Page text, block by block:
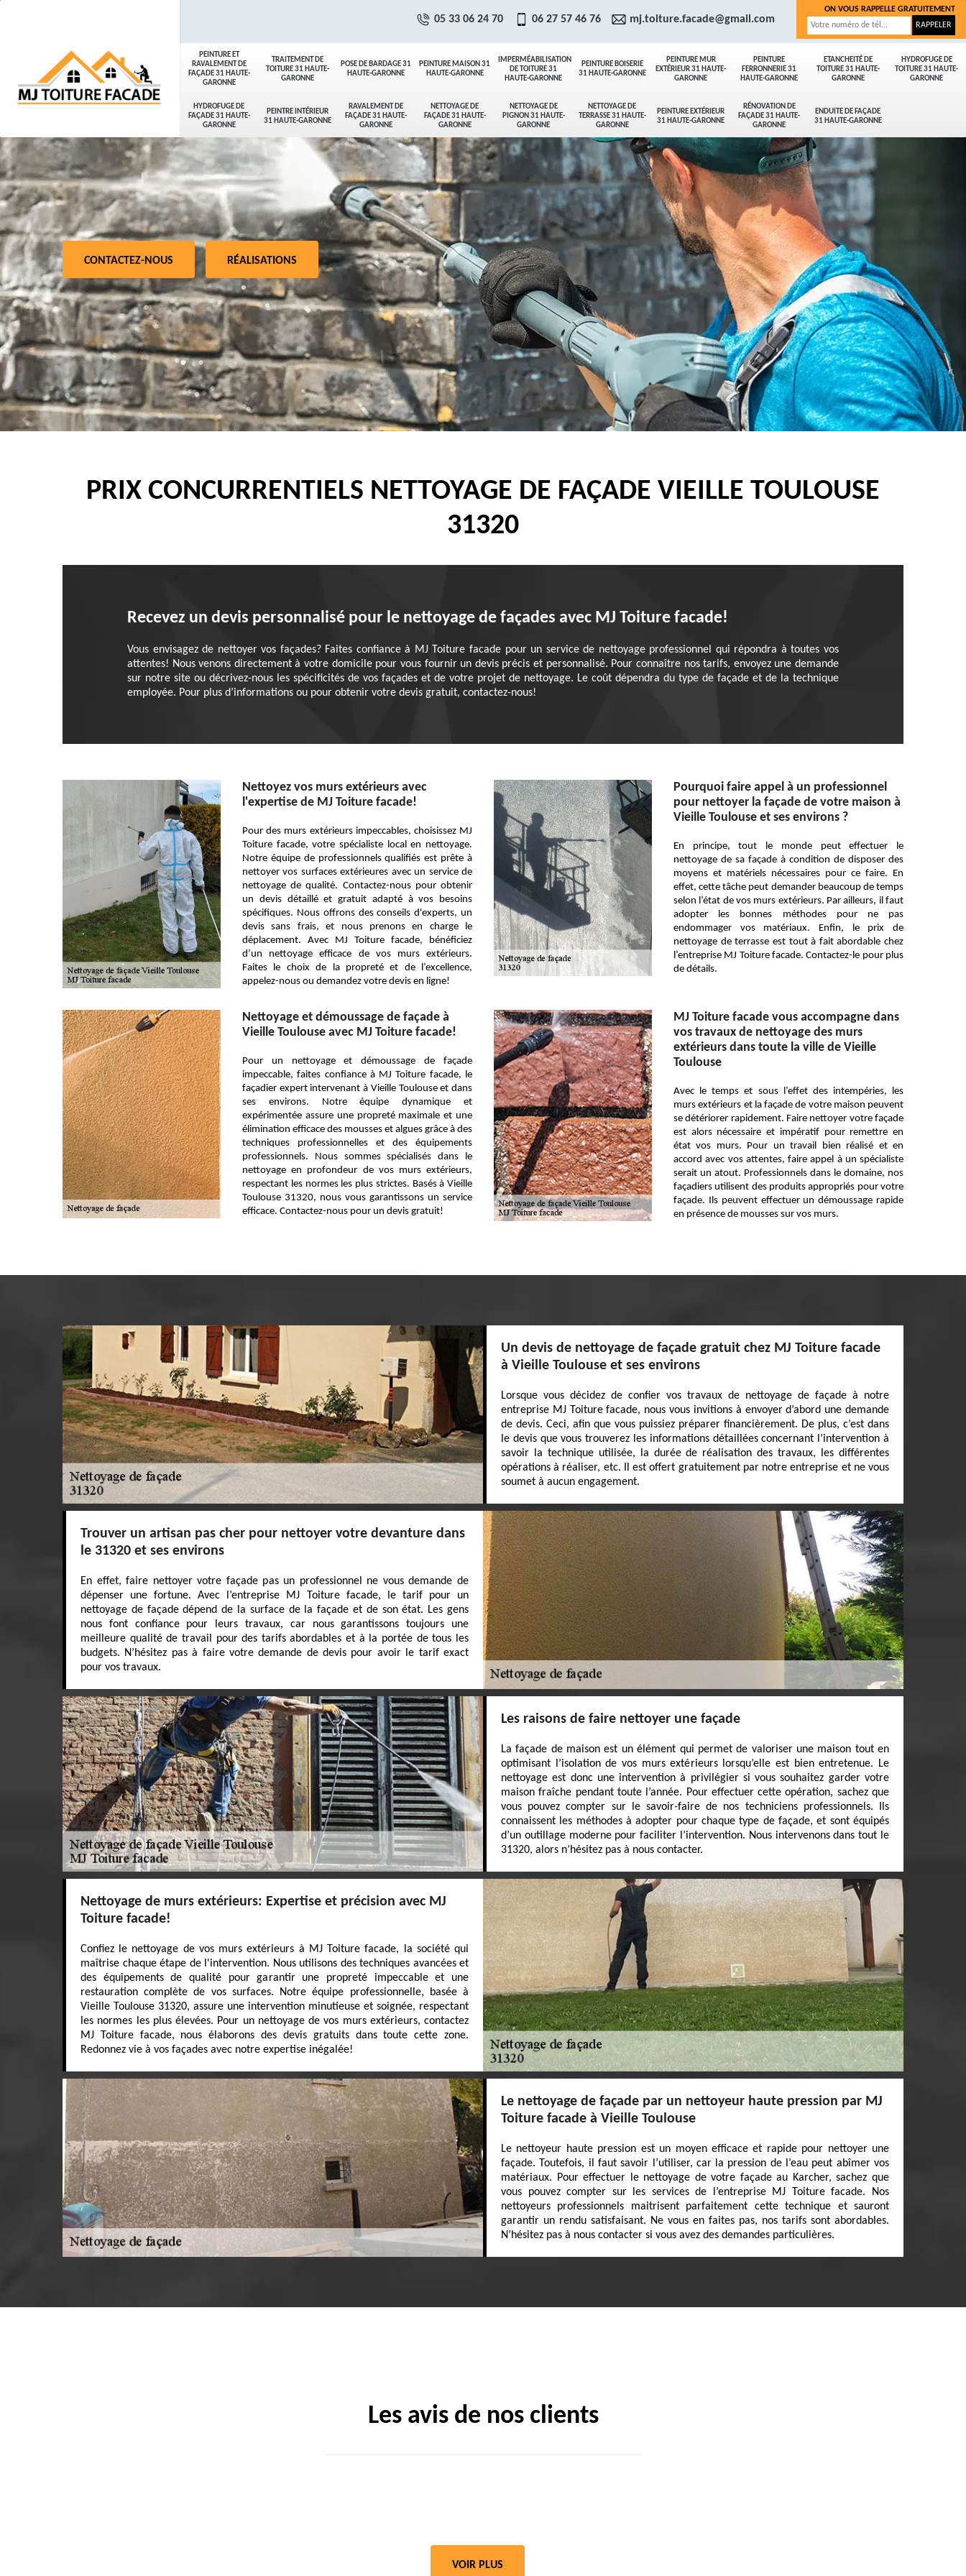
PEINTURE ET
RAVALEMENT DE
FAÇADE 31 HAUTE-
GARONNE
TRAITEMENT DE
TOITURE 31 HAUTE-
GARONNE
POSE DE BARDAGE 31
HAUTE-GARONNE
PEINTURE MAISON 31
HAUTE-GARONNE
IMPERMÉABILISATION
DE TOITURE 31
HAUTE-GARONNE
PEINTURE BOISERIE
31 HAUTE-GARONNE
PEINTURE MUR
EXTÉRIEUR 31 HAUTE-
GARONNE
PEINTURE
FERRONNERIE 31
HAUTE-GARONNE
ETANCHEITÉ DE
TOITURE 31 HAUTE-
GARONNE
HYDROFUGE DE
TOITURE 31 HAUTE-
GARONNE
HYDROFUGE DE
FAÇADE 31 HAUTE-
GARONNE
PEINTRE INTÉRIEUR
31 HAUTE-GARONNE
RAVALEMENT DE
FAÇADE 31 HAUTE-
GARONNE
NETTOYAGE DE
FAÇADE 31 HAUTE-
GARONNE
NETTOYAGE DE
PIGNON 31 HAUTE-
GARONNE
NETTOYAGE DE
TERRASSE 31 HAUTE-
GARONNE
PEINTURE EXTÉRIEUR
31 HAUTE-GARONNE
RÉNOVATION DE
FAÇADE 31 HAUTE-
GARONNE
ENDUITE DE FAÇADE
31 HAUTE-GARONNE
05 33 06 24 70 06 27 57 46 76 mj.toiture.facade@gmail.com
ON VOUS RAPPELLE GRATUITEMENT
CONTACTEZ-NOUS RÉALISATIONS
PRIX CONCURRENTIELS NETTOYAGE DE FAÇADE VIEILLE TOULOUSE
31320
Recevez un devis personnalisé pour le nettoyage de façades avec MJ Toiture facade!
Vous envisagez de nettoyer vos façades? Faites confiance à MJ Toiture facade pour un service de nettoyage professionnel qui répondra à toutes vos
attentes! Nous venons directement à votre domicile pour vous fournir un devis précis et personnalisé. Pour connaître nos tarifs, envoyez une demande
sur notre site ou décrivez-nous les spécificités de vos façades et de votre projet de nettoyage. Le coût dépendra du type de façade et de la technique
employée. Pour plus d’informations ou pour obtenir votre devis gratuit, contactez-nous!
Nettoyez vos murs extérieurs avec
l'expertise de MJ Toiture facade!
Pour des murs extérieurs impeccables, choisissez MJ
Toiture facade, votre spécialiste local en nettoyage.
Notre équipe de professionnels qualifiés est prête à
nettoyer vos surfaces extérieures avec un service de
nettoyage de qualité. Contactez-nous pour obtenir
un devis détaillé et gratuit adapté à vos besoins
spécifiques. Nous offrons des conseils d'experts, un
devis sans frais, et nous prenons en charge le
déplacement. Avec MJ Toiture facade, bénéficiez
d’un nettoyage efficace de vos murs extérieurs.
Faites le choix de la propreté et de l’excellence,
appelez-nous ou demandez votre devis en ligne!
Pourquoi faire appel à un professionnel
pour nettoyer la façade de votre maison à
Vieille Toulouse et ses environs ?
En principe, tout le monde peut effectuer le
nettoyage de sa façade à condition de disposer des
moyens et matériels nécessaires pour ce faire. En
effet, cette tâche peut demander beaucoup de temps
selon l’état de vos murs extérieurs. Par ailleurs, il faut
adopter les bonnes méthodes pour ne pas
endommager vos matériaux. Enfin, le prix de
nettoyage de terrasse est tout à fait abordable chez
l’entreprise MJ Toiture facade. Contactez-le pour plus
de détails.
Nettoyage et démoussage de façade à
Vieille Toulouse avec MJ Toiture facade!
Pour un nettoyage et démoussage de façade
impeccable, faites confiance à MJ Toiture facade, le
façadier expert intervenant à Vieille Toulouse et dans
ses environs. Notre équipe dynamique et
expérimentée assure une propreté maximale et une
élimination efficace des mousses et algues grâce à des
techniques professionnelles et des équipements
professionnels. Nous sommes spécialisés dans le
nettoyage en profondeur de vos murs extérieurs,
respectant les normes les plus strictes. Basés à Vieille
Toulouse 31320, nous vous garantissons un service
efficace. Contactez-nous pour un devis gratuit!
MJ Toiture facade vous accompagne dans
vos travaux de nettoyage des murs
extérieurs dans toute la ville de Vieille
Toulouse
Avec le temps et sous l’effet des intempéries, les
murs extérieurs et la façade de votre maison peuvent
se détériorer rapidement. Faire nettoyer votre façade
est alors nécessaire et impératif pour remettre en
état vos murs. Pour un travail bien réalisé et en
accord avec vos attentes, faire appel à un spécialiste
serait un atout. Professionnels dans le domaine, nos
façadiers utilisent des produits appropriés pour votre
façade. Ils peuvent effectuer un démoussage rapide
en présence de mousses sur vos murs.
Un devis de nettoyage de façade gratuit chez MJ Toiture facade
à Vieille Toulouse et ses environs
Lorsque vous décidez de confier vos travaux de nettoyage de façade à notre
entreprise MJ Toiture facade, nous vous invitions à envoyer d’abord une demande
de devis. Ceci, afin que vous puissiez préparer financièrement. De plus, c’est dans
le devis que vous trouverez les informations détaillées concernant l’intervention à
savoir la technique utilisée, la durée de réalisation des travaux, les différentes
opérations à réaliser, etc. Il est offert gratuitement par notre entreprise et ne vous
soumet à aucun engagement.
Trouver un artisan pas cher pour nettoyer votre devanture dans
le 31320 et ses environs
En effet, faire nettoyer votre façade pas un professionnel ne vous demande de
dépenser une fortune. Avec l’entreprise MJ Toiture facade, le tarif pour un
nettoyage de façade dépend de la surface de la façade et de son état. Les gens
nous font confiance pour leurs travaux, car nous garantissons toujours une
meilleure qualité de travail pour des tarifs abordables et à la portée de tous les
budgets. N’hésitez pas à faire votre demande de devis pour avoir le tarif exact
pour vos travaux.
Les raisons de faire nettoyer une façade
La façade de maison est un élément qui permet de valoriser une maison tout en
optimisant l’isolation de vos murs extérieurs lorsqu’elle est bien entretenue. Le
nettoyage est donc une intervention à privilégier si vous souhaitez garder votre
maison fraîche pendant toute l’année. Pour effectuer cette opération, sachez que
vous pouvez compter sur le savoir-faire de nos techniciens professionnels. Ils
connaissent les méthodes à adopter pour chaque type de façade, et sont équipés
d’un outillage moderne pour faciliter l’intervention. Nous intervenons dans tout le
31320, alors n’hésitez pas à nous contacter.
Nettoyage de murs extérieurs: Expertise et précision avec MJ
Toiture facade!
Confiez le nettoyage de vos murs extérieurs à MJ Toiture facade, la société qui
maîtrise chaque étape de l'intervention. Nous utilisons des techniques avancées et
des équipements de qualité pour garantir une propreté impeccable et une
restauration complète de vos surfaces. Notre équipe professionnelle, basée à
Vieille Toulouse 31320, assure une intervention minutieuse et soignée, respectant
les normes les plus élevées. Pour un nettoyage de vos murs extérieurs, contactez
MJ Toiture facade, nous élaborons des devis gratuits dans toute cette zone.
Redonnez vie à vos façades avec notre expertise inégalée!
Le nettoyage de façade par un nettoyeur haute pression par MJ
Toiture facade à Vieille Toulouse
Le nettoyeur haute pression est un moyen efficace et rapide pour nettoyer une
façade. Toutefois, il faut savoir l’utiliser, car la pression de l’eau peut abîmer vos
matériaux. Pour effectuer le nettoyage de votre façade au Karcher, sachez que
vous pouvez compter sur les services de l’entreprise MJ Toiture facade. Nos
nettoyeurs professionnels maitrisent parfaitement cette technique et sauront
garantir un rendu satisfaisant. Ne vous en faites pas, nos tarifs sont abordables.
N’hésitez pas à nous contacter si vous avez des demandes particulières.
Les avis de nos clients
VOIR PLUS